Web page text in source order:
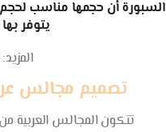
السبورة أن حجمها مناسب لحجم
يتوفر
تصميم مجالس
تتكون المجالس العربية من